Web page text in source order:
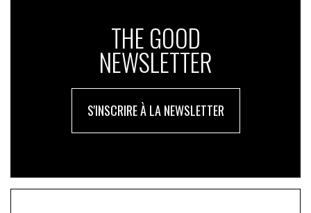
THE GOOD
NEWSLETTER
S'INSCRIRE À LA NEWSLETTER